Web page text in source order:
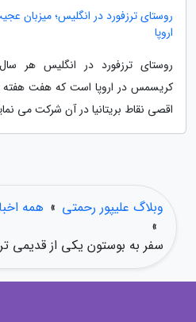
روستای ترزفورد در انگلیس؛
اروپا
روستای ترزفورد در انگلیس هر
اقصی نقاط بریتانیا در آن شرکت می
وبلاگ علیپور رحمتی » همه
»
سفر به بوستون یکی از قدیمی